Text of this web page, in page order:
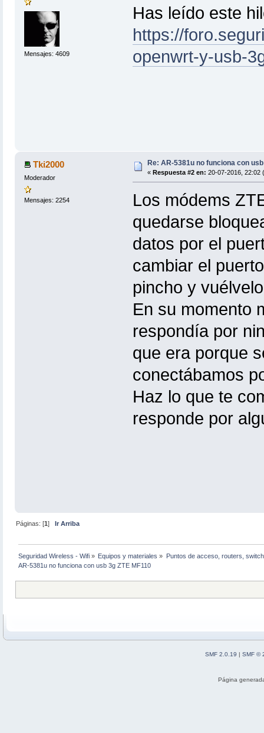
Mensajes: 4609
Has leído este
https://
openwrt-y-usb-
Tki2000
Moderador
Mensajes: 2254
Re: AR-5381u no funciona con usb
« Respuesta #2 en: 20-07-2016, 22:02
Los módems
quedarse
datos por el
cambiar el
pincho y
En su momento
respondía por
que era porque
conectábamos
Haz lo que te
responde por
Páginas: [1] Ir Arriba
Seguridad Wireless - Wifi » Equipos y materiales »
Puntos de acceso, routers,
AR-5381u no funciona con usb 3g ZTE MF110
SMF 2.0.19
SMF ©
Página